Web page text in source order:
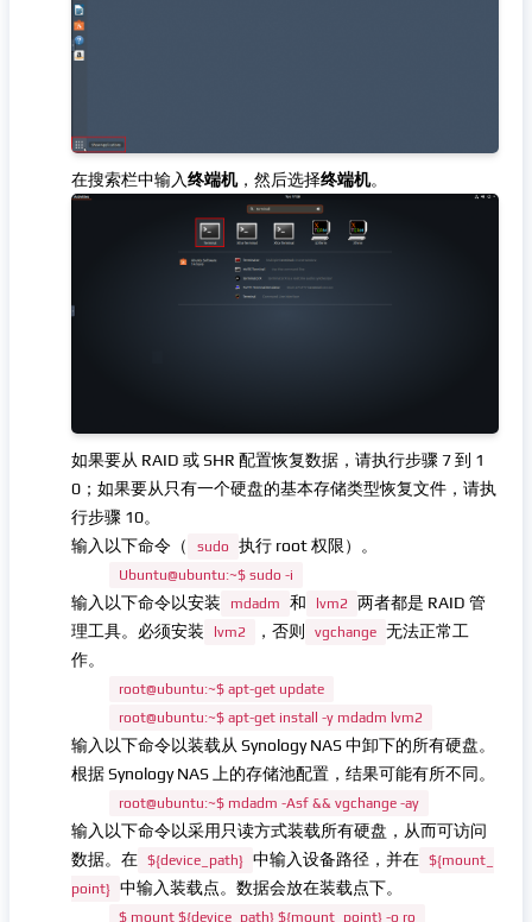
在搜索栏中输入终端机，然后选择终端机。
如果要从 RAID 或 SHR 配置恢复数据，请执行步骤 7 到 1
0；如果要从只有一个硬盘的基本存储类型恢复文件，请执
行步骤 10。
输入以下命令（
sudo 执行 root 权限）。
Ubuntu@ubuntu:~$ sudo -i
输入以下命令以安装 mdadm 和 lvm2
两者都是 RAID 管
理工具。必须安装
lvm2 ，否则 vgchange 无法正常工
作。
root@ubuntu:~$ apt-get update
root@ubuntu:~$ apt-get install -y mdadm lvm2
输入以下命令以装载从 Synology NAS 中卸下的所有硬盘。
根据 Synology NAS 上的存储池配置，结果可能有所不同。
root@ubuntu:~$ mdadm -Asf && vgchange -ay
输入以下命令以采用只读方式装载所有硬盘，从而可访问
数据。在 ${device_path} 中输入设备路径，并在 ${mount_
point} 中输入装载点。数据会放在装载点下。
$ mount ${device_path} ${mount_point} -o ro